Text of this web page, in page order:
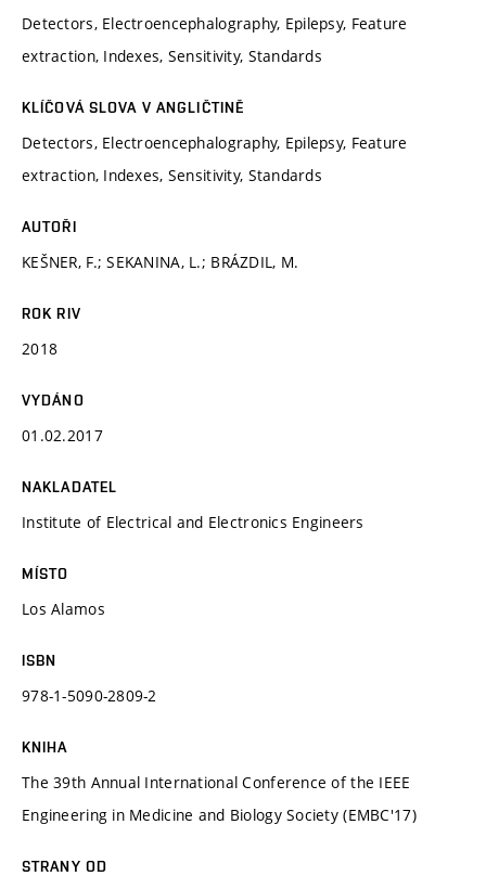
Detectors, Electroencephalography, Epilepsy, Feature
extraction, Indexes, Sensitivity, Standards
KLÍČOVÁ SLOVA V ANGLIČTINĚ
Detectors, Electroencephalography, Epilepsy, Feature
extraction, Indexes, Sensitivity, Standards
AUTOŘI
KEŠNER, F.; SEKANINA, L.; BRÁZDIL, M.
ROK RIV
2018
VYDÁNO
01.02.2017
NAKLADATEL
Institute of Electrical and Electronics Engineers
MÍSTO
Los Alamos
ISBN
978-1-5090-2809-2
KNIHA
The 39th Annual International Conference of the IEEE
Engineering in Medicine and Biology Society (EMBC'17)
STRANY OD